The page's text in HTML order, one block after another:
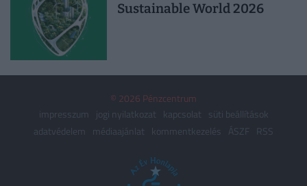
Sustainable World 2026
© 2026 Pénzcentrum
impresszum
jogi nyilatkozat kapcsolat
süti beállítások
adatvédelem
médiaajánlat kommentkezelés ÁSZF RSS